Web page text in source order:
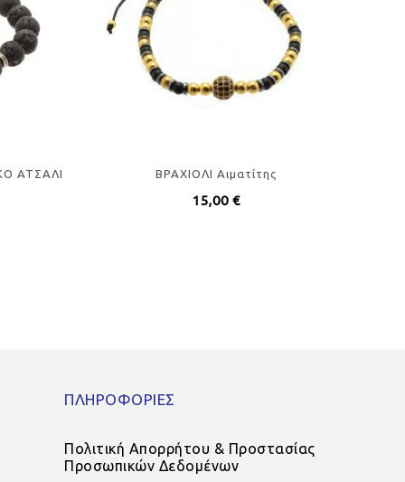
ΑΤΣΑΛΙ ΒΡΑΧΙΟΛΙ Αιματίτης
15,00 €
ΠΛΗΡΟΦΟΡΙΕΣ
Πολιτική Απορρήτου & Προστασίας
Προσωπικών Δεδομένων